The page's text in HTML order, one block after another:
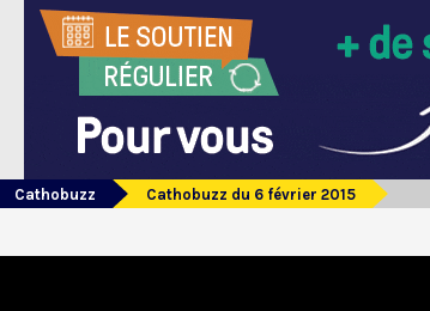
Cathobuzz Cathobuzz du 6 février 2015